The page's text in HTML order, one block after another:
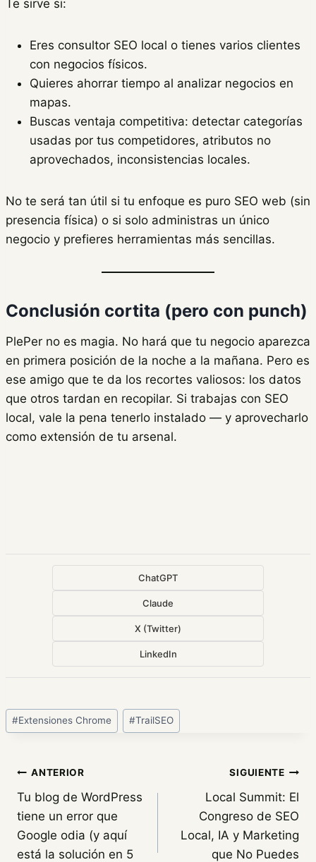
Te sirve si:
Eres consultor SEO local o tienes varios clientes
con negocios físicos.
Quieres ahorrar tiempo al analizar negocios en
mapas.
Buscas ventaja competitiva: detectar categorías
usadas por tus competidores, atributos no
aprovechados, inconsistencias locales.
No te será tan útil si tu enfoque es puro SEO web (sin
presencia física) o si solo administras un único
negocio y prefieres herramientas más sencillas.
Conclusión cortita (pero con punch)
PlePer no es magia. No hará que tu negocio aparezca
en primera posición de la noche a la mañana. Pero es
ese amigo que te da los recortes valiosos: los datos
que otros tardan en recopilar. Si trabajas con SEO
local, vale la pena tenerlo instalado — y aprovecharlo
como extensión de tu arsenal.
ChatGPT
Claude
X (Twitter)
LinkedIn
Etiquetas
de
entrada:
#Extensiones Chrome #TrailSEO
Navegación
de
entradas
ANTERIOR
Tu blog de WordPress
tiene un error que
Google odia (y aquí
está la solución en 5
SIGUIENTE
Local Summit: El
Congreso de SEO
Local, IA y Marketing
que No Puedes